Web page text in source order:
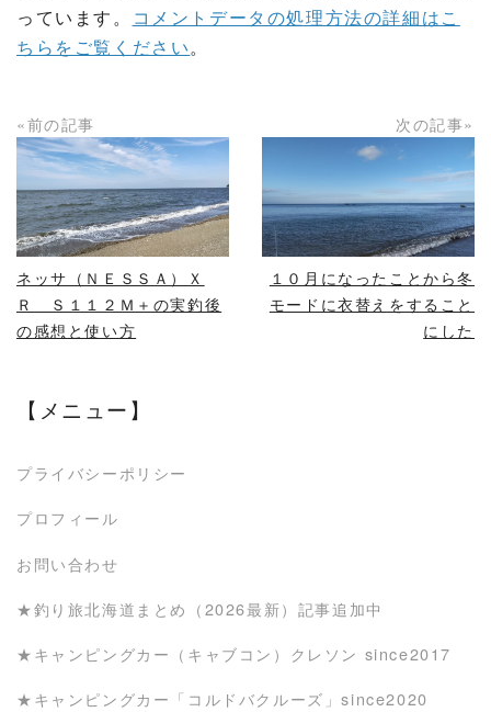
っています。
コメントデータの処理方法の詳細はこ
ちらをご覧ください。
«前の記事
READ MORE
ネッサ（ＮＥＳＳＡ）Ｘ
Ｒ Ｓ１１２Ｍ＋の実釣後
の感想と使い方
次の記事»
READ MORE
１０月になったことから冬
モードに衣替えをすること
にした
【メニュー】
プライバシーポリシー
プロフィール
お問い合わせ
★釣り旅北海道まとめ（2026最新）記事追加中
★キャンピングカー（キャブコン）クレソン since2017
★キャンピングカー「コルドバクルーズ」since2020